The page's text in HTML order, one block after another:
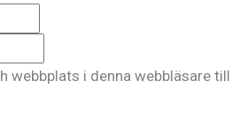
webbplats i denna webbläsare